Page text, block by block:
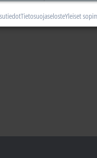
TietosuojaselosteYleiset